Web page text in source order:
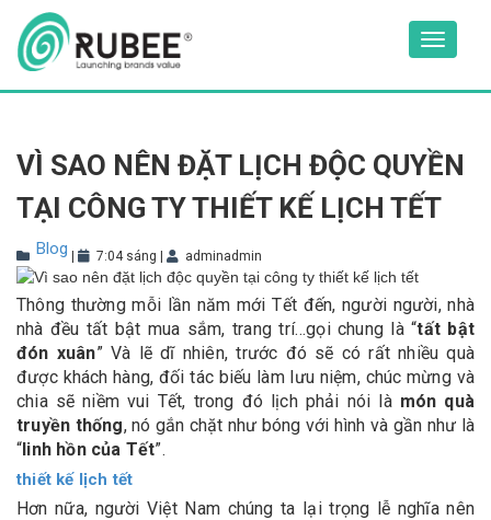
content
Toggle
VÌ SAO NÊN ĐẶT LỊCH ĐỘC QUYỀN
TẠI CÔNG TY THIẾT KẾ LỊCH TẾT
Blog 7:04 sáng adminadmin
Thông thường mỗi lần năm mới Tết đến, người người, nhà
nhà đều tất bật mua sắm, trang trí…gọi chung là “tất bật
đón xuân” Và lẽ dĩ nhiên, trước đó sẽ có rất nhiều quà
được khách hàng, đối tác biếu làm lưu niệm, chúc mừng và
chia sẽ niềm vui Tết, trong đó lịch phải nói là món quà
truyền thống, nó gắn chặt như bóng với hình và gần như là
“linh hồn của Tết”.
thiết kế lịch tết
Hơn nữa, người Việt Nam chúng ta lại trọng lễ nghĩa nên